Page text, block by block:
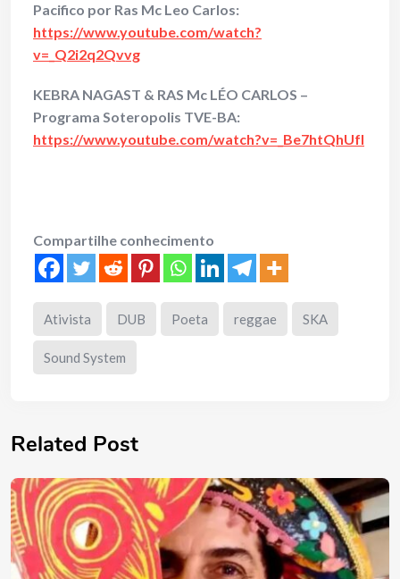
Pacifico por Ras Mc Leo Carlos:
https://www.youtube.com/watch?
v=_Q2i2q2Qvvg
KEBRA NAGAST & RAS Mc LÉO CARLOS –
Programa Soteropolis TVE-BA:
https://www.youtube.com/watch?v=_Be7htQhUfI
Compartilhe conhecimento
Ativista DUB Poeta reggae SKA
Sound System
Related Post